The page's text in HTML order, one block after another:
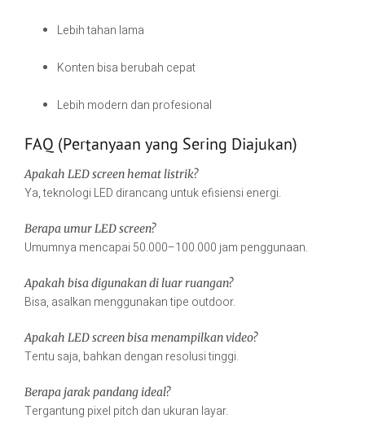
Lebih tahan lama
Konten bisa berubah cepat
Lebih modern dan profesional
FAQ (Pertanyaan yang Sering Diajukan)
Apakah LED screen hemat listrik?
Ya, teknologi LED dirancang untuk efisiensi energi.
Berapa umur LED screen?
Umumnya mencapai 50.000–100.000 jam penggunaan.
Apakah bisa digunakan di luar ruangan?
Bisa, asalkan menggunakan tipe outdoor.
Apakah LED screen bisa menampilkan video?
Tentu saja, bahkan dengan resolusi tinggi.
Berapa jarak pandang ideal?
Tergantung pixel pitch dan ukuran layar.